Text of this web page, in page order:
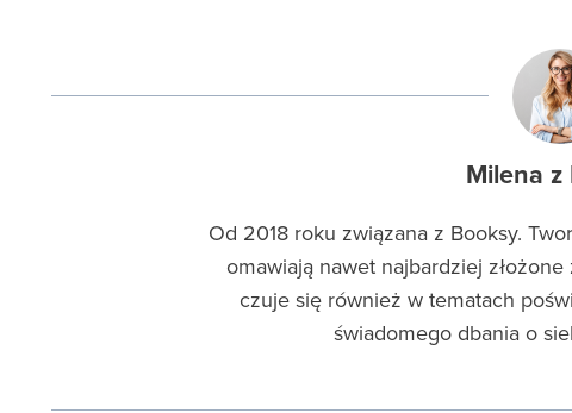
Milena z
Od 2018 roku związana z Booksy.
omawiają nawet najbardziej
czuje się również w tematach
świadomego dbania o